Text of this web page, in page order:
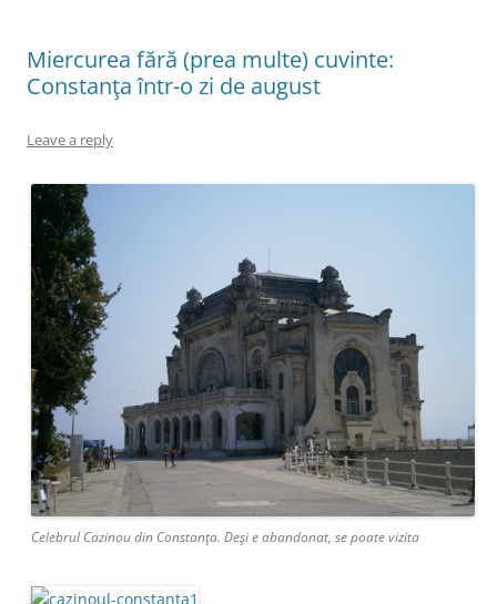
Miercurea fără (prea multe) cuvinte:
Constanţa într-o zi de august
Leave a reply
Celebrul Cazinou din Constanţa. Deşi e abandonat, se poate vizita